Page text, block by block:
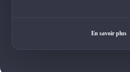
En savoir plus